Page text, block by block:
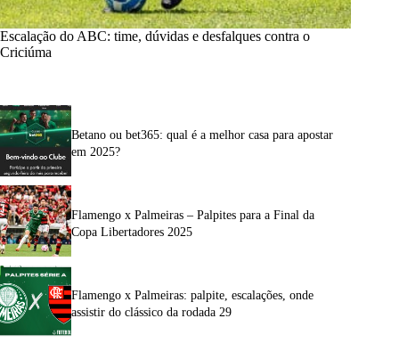
Escalação do ABC: time, dúvidas e desfalques contra o
Criciúma
Betano ou bet365: qual é a melhor casa para apostar
em 2025?
Flamengo x Palmeiras – Palpites para a Final da
Copa Libertadores 2025
Flamengo x Palmeiras: palpite, escalações, onde
assistir do clássico da rodada 29